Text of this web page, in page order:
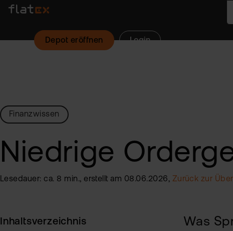
Depot eröffnen Login
Finanzwissen
Niedrige
Lesedauer: ca. 8 min., erstellt am 08.06.2026, Zurück zur
Inhaltsverzeichnis Was